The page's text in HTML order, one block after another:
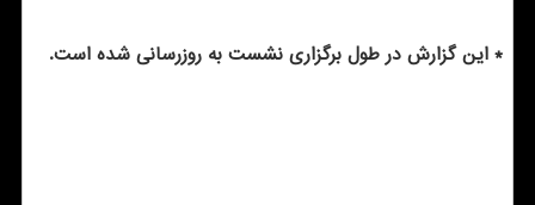
* این گزارش در طول برگزاری نشست به روزرسانی شده است.